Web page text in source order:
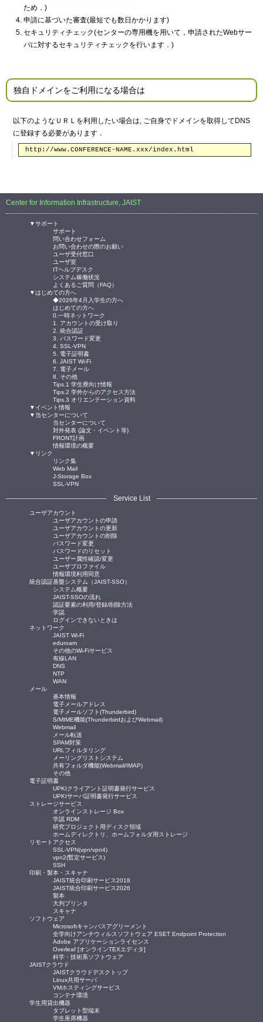
ため．)
申請に基づいた審査(最短でも数日かかります)
セキュリティチェック(センターの専用機を用いて，申請されたWebサー
バに対するセキュリティチェックを行います．)
独自ドメインをご利用になる場合は
以下のようなＵＲＬを利用したい場合は, ご自身でドメインを取得してDNS
に登録する必要があります．
http://www.CONFERENCE-NAME.xxx/index.html
Center for Information Infrastructure, JAIST
▼サポート
サポート
問い合わせフォーム
お問い合わせの際のお願い
ユーザ受付窓口
ユーザ室
ITヘルプデスク
システム稼働状況
よくあるご質問（FAQ）
▼はじめての方へ
◆2026年4月入学生の方へ
はじめての方へ
0.一時ネットワーク
1. アカウントの受け取り
2. 統合認証
3. パスワード変更
4. SSL-VPN
5. 電子証明書
6. JAIST Wi-Fi
7. 電子メール
8. その他
Tips.1 学生寮向け情報
Tips.2 学外からのアクセス方法
Tips.3 オリエンテーション資料
▼イベント情報
▼当センターについて
当センターについて
対外発表 (論文・イベント等)
FRONT計画
情報環境の概要
▼リンク
リンク集
Web Mail
J-Storage Box
SSL-VPN
Service List
ユーザアカウント
ユーザアカウントの申請
ユーザアカウントの更新
ユーザアカウントの削除
パスワード変更
パスワードのリセット
ユーザー属性確認/変更
ユーザプロファイル
情報環境利用同意
統合認証基盤システム（JAIST-SSO）
システム概要
JAIST-SSOの流れ
認証要素の利用/登録/削除方法
学認
ログインできないときは
ネットワーク
JAIST Wi-Fi
eduroam
その他のWi-Fiサービス
有線LAN
DNS
NTP
WAN
メール
基本情報
電子メールアドレス
電子メールソフト(Thunderbird)
S/MIME機能(ThunderbirdおよびWebmail)
Webmail
メール転送
SPAM対策
URLフィルタリング
メーリングリストシステム
共有フォルダ機能(Webmail/IMAP)
その他
電子証明書
UPKIクライアント証明書発行サービス
UPKIサーバ証明書発行サービス
ストレージサービス
オンラインストレージ Box
学認 RDM
研究プロジェクト用ディスク領域
ホームディレクトリ、ホームフォルダ用ストレージ
リモートアクセス
SSL-VPN(vpn/vpn4)
vpn2(暫定サービス)
SSH
印刷・製本・スキャナ
JAIST統合印刷サービス2018
JAIST統合印刷サービス2026
製本
大判プリンタ
スキャナ
ソフトウェア
Microsoftキャンパスアグリーメント
全学向けアンチウィルスソフトウェア ESET Endpoint Protection
Adobe アプリケーションライセンス
Overleaf [オンラインTEXエディタ]
科学・技術系ソフトウェア
JAISTクラウド
JAISTクラウドデスクトップ
Linux共用サーバ
VMホスティングサービス
コンテナ環境
学生用貸出機器
タブレット型端末
学生座席機器